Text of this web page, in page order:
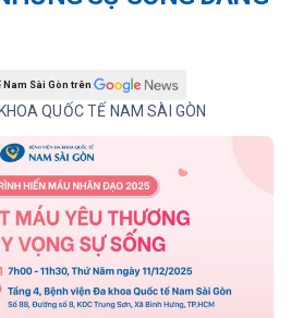
QUỐC TẾ NAM SÀI GÒN
Nam Sài Gòn trên